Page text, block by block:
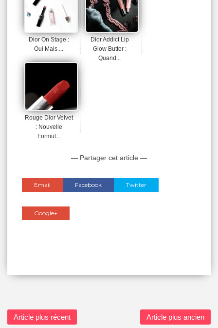
Dior On Stage :
Oui Mais ...
Dior Addict Lip
Glow Butter :
Quand...
Rouge Dior Velvet
: Nouvelle
Formul...
— Partager cet article —
Email Facebook Twitter
Google+
Article plus récent Article plus ancien